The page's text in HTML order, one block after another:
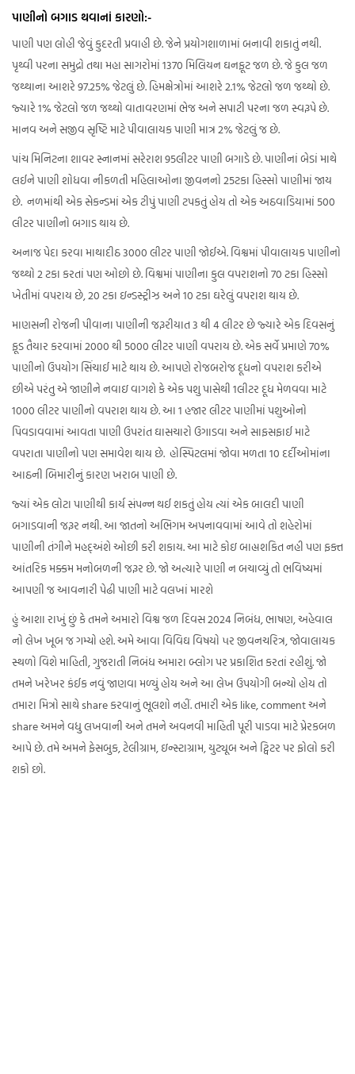
પાણીનો બગાડ થવાનાં કારણો:-
પાણી પણ લોહી જેવું કુદરતી પ્રવાહી છે. જેને પ્રયોગશાળામાં બનાવી શકાતું નથી.
પૃથ્વી પરના સમુદ્રો તથા મહા સાગરોમાં 1370 મિલિયન ઘનફૂટ જળ છે. જે કુલ જળ
જથ્થાના આશરે 97.25% જેટલું છે. હિમક્ષેત્રોમાં આશરે 2.1% જેટલો જળ જથ્થો છે.
જ્યારે 1% જેટલો જળ જથ્થો વાતાવરણમાં ભેજ અને સપાટી પરના જળ સ્વરૂપે છે.
માનવ અને સજીવ સૃષ્ટિ માટે પીવાલાયક પાણી માત્ર 2% જેટલું જ છે.
પાંચ મિનિટના શાવર સ્નાનમાં સરેરાશ 95લીટર પાણી બગાડે છે. પાણીનાં બેડાં માથે
લઈને પાણી શોધવા નીકળતી મહિલાઓના જીવનનો 25ટકા હિસ્સો પાણીમાં જાય
છે. નળમાંથી એક સેકન્ડમાં એક ટીપું પાણી ટપકતું હોય તો એક અઠવાડિયામાં 500
લીટર પાણીનો બગાડ થાય છે.
અનાજ પેદા કરવા માથાદીઠ 3000 લીટર પાણી જોઈએ. વિશ્વમાં પીવાલાયક પાણીનો
જથ્થો 2 ટકા કરતાં પણ ઓછો છે. વિશ્વમાં પાણીના કુલ વપરાશનો 70 ટકા હિસ્સો
ખેતીમાં વપરાય છે, 20 ટકા ઇન્ડસ્ટ્રીઝ અને 10 ટકા ઘરેલું વપરાશ થાય છે.
માણસની રોજની પીવાના પાણીની જરૂરીયાત 3 થી 4 લીટર છે જ્યારે એક દિવસનું
ફૂડ તૈયાર કરવામાં 2000 થી 5000 લીટર પાણી વપરાય છે. એક સર્વે પ્રમાણે 70%
પાણીનો ઉપયોગ સિંચાઈ માટે થાય છે. આપણે રોજબરોજ દૂધનો વપરાશ કરીએ
છીએ પરંતુ એ જાણીને નવાઇ વાગશે કે એક પશુ પાસેથી 1લીટર દૂધ મેળવવા માટે
1000 લીટર પાણીનો વપરાશ થાય છે. આ 1 હજાર લીટર પાણીમાં પશુઓનો
પિવડાવવામાં આવતા પાણી ઉપરાંત ઘાસચારો ઉગાડવા અને સાફસફાઈ માટે
વપરાતા પાણીનો પણ સમાવેશ થાય છે. હોસ્પિટલમાં જોવા મળતા 10 દર્દીઓમાંના
આઠની બિમારીનું કારણ ખરાબ પાણી છે.
જ્યાં એક લોટા પાણીથી કાર્ય સંપન્ન થઈ શકતું હોય ત્યાં એક બાલદી પાણી
બગાડવાની જરૂર નથી. આ જાતનો અભિગમ અપનાવવામાં આવે તો શહેરોમાં
પાણીની તંગીને મહદ્અંશે ઓછી કરી શકાય. આ માટે કોઇ બાહ્યશકિત નહી પણ ફક્ત
આંતરિક મક્કમ મનોબળની જરૂર છે. જો અત્યારે પાણી ન બચાવ્યું તો ભવિષ્યમાં
આપણી જ આવનારી પેઢી પાણી માટે વલખાં મારશે
હું આશા રાખું છું કે તમને અમારો વિશ્વ જળ દિવસ 2024 નિબંધ, ભાષણ, અહેવાલ
નો લેખ ખૂબ જ ગમ્યો હશે. અમે આવા વિવિઘ વિષયો ૫ર જીવનચરિત્ર, જોવાલાયક
સ્થળો વિશે માહિતી, ગુજરાતી નિબંધ અમારા બ્લોગ પર પ્રકાશિત કરતાં રહીશું. જો
તમને ખરેખર કંઈક નવું જાણવા મળ્યું હોય અને આ લેખ ઉપયોગી બન્યો હોય તો
તમારા મિત્રો સાથે share કરવાનું ભૂલશો નહીં. તમારી એક like, comment અને
share અમને વધુ લખવાની અને તમને અવનવી માહિતી પૂરી પાડવા માટે પ્રેરકબળ
આપે છે. તમે અમને ફેસબુક, ટેલીગ્રામ, ઇન્સ્ટાગ્રામ, યુટ્યૂબ અને ટ્વિટર પર ફોલો કરી
શકો છો.